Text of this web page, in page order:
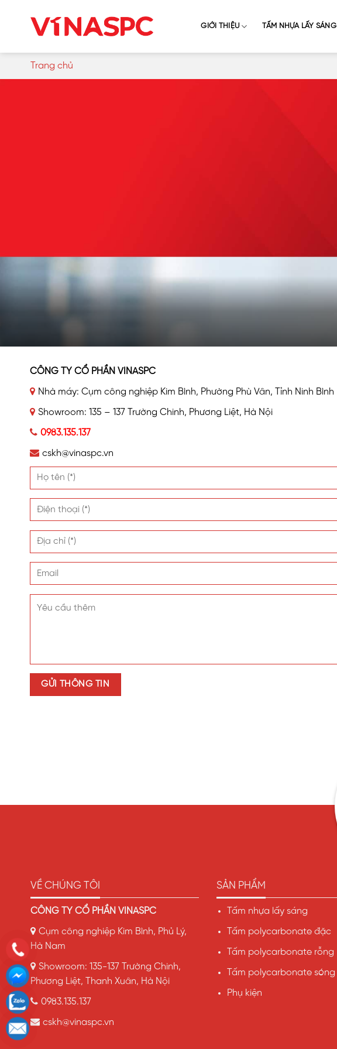
GIỚI THIỆU TẤM NHỰA LẤY SÁNG
Trang chủ
CÔNG TY CỔ PHẦN VINASPC
Nhà máy: Cụm công nghiệp Kim Bình, Phường Phù Vân, Tỉnh Ninh Bình
Showroom: 135 – 137 Trường Chinh, Phương Liệt, Hà Nội
0983.135.137
cskh@vinaspc.vn
VỀ CHÚNG TÔI
CÔNG TY CỔ PHẦN VINASPC
Cụm công nghiệp Kim Bình, Phủ Lý,
Hà Nam
Showroom: 135-137 Trường Chinh,
Phương Liệt, Thanh Xuân, Hà Nội
0983.135.137
cskh@vinaspc.vn
SẢN PHẨM
Tấm nhựa lấy sáng
Tấm polycarbonate đặc
Tấm polycarbonate rỗng
Tấm polycarbonate sóng
Phụ kiện